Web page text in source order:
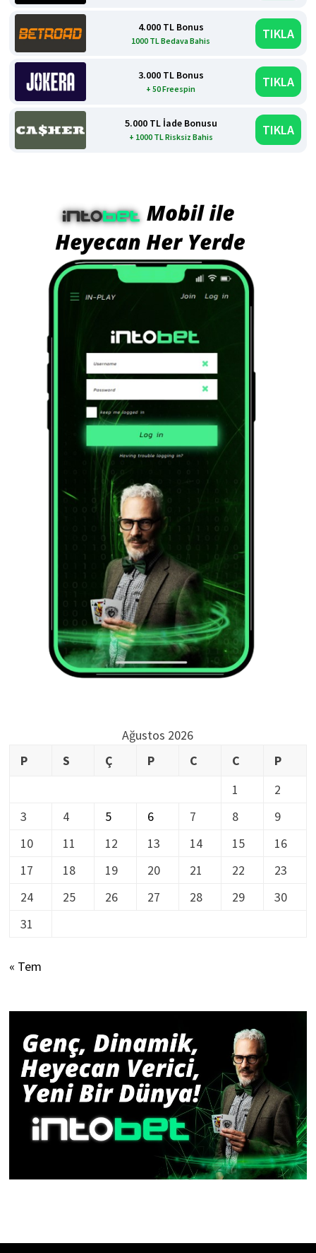
4.000 TL Bonus
1000 TL Bedava Bahis TIKLA
3.000 TL Bonus
+ 50 Freespin TIKLA
5.000 TL İade Bonusu
+ 1000 TL Risksiz Bahis TIKLA
Ağustos 2026
P
S Ç P C C
P
1
2
3
4 5 6 7 8
9
10
11 12 13 14 15
16
17
18 19 20 21 22
23
24
25 26 27 28 29
30
31
« Tem